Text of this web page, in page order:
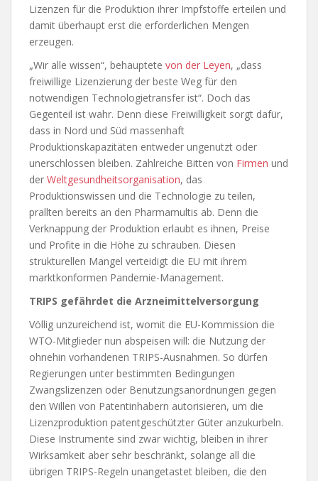
Lizenzen für die Produktion ihrer Impfstoffe erteilen und
damit überhaupt erst die erforderlichen Mengen
erzeugen.
„Wir alle wissen“, behauptete von der Leyen, „dass
freiwillige Lizenzierung der beste Weg für den
notwendigen Technologietransfer ist“. Doch das
Gegenteil ist wahr. Denn diese Freiwilligkeit sorgt dafür,
dass in Nord und Süd massenhaft
Produktionskapazitäten entweder ungenutzt oder
unerschlossen bleiben. Zahlreiche Bitten von Firmen und
der Weltgesundheitsorganisation, das
Produktionswissen und die Technologie zu teilen,
prallten bereits an den Pharmamultis ab. Denn die
Verknappung der Produktion erlaubt es ihnen, Preise
und Profite in die Höhe zu schrauben. Diesen
strukturellen Mangel verteidigt die EU mit ihrem
marktkonformen Pandemie-Management.
TRIPS gefährdet die Arzneimittelversorgung
Völlig unzureichend ist, womit die EU-Kommission die
WTO-Mitglieder nun abspeisen will: die Nutzung der
ohnehin vorhandenen TRIPS-Ausnahmen. So dürfen
Regierungen unter bestimmten Bedingungen
Zwangslizenzen oder Benutzungsanordnungen gegen
den Willen von Patentinhabern autorisieren, um die
Lizenzproduktion patentgeschützter Güter anzukurbeln.
Diese Instrumente sind zwar wichtig, bleiben in ihrer
Wirksamkeit aber sehr beschränkt, solange all die
übrigen TRIPS-Regeln unangetastet bleiben, die den